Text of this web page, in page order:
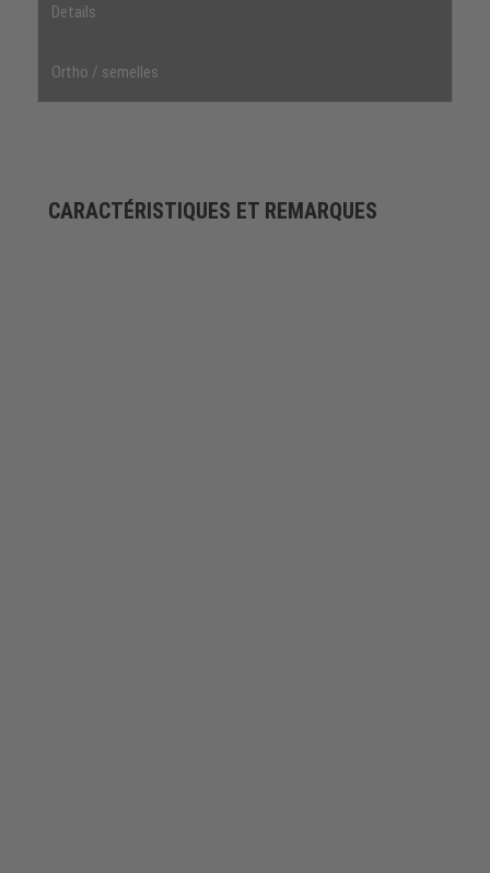
Details
Ortho / semelles
CARACTÉRISTIQUES ET REMARQUES